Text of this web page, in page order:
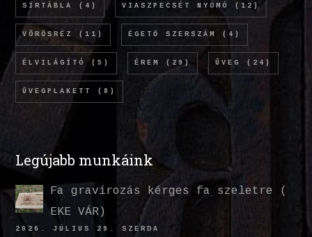
SÍRTÁBLA (4) VIASZPECSÉT NYOMÓ (12)
VÖRÖSRÉZ (11) ÉGETŐ SZERSZÁM (4)
ÉLVILÁGÍTÓ (5) ÉREM (29) ÜVEG (24)
ÜVEGPLAKETT (8)
Legújabb munkáink
Fa gravírozás kérges fa szeletre (
EKE VÁR)
2026. JÚLIUS 29. SZERDA